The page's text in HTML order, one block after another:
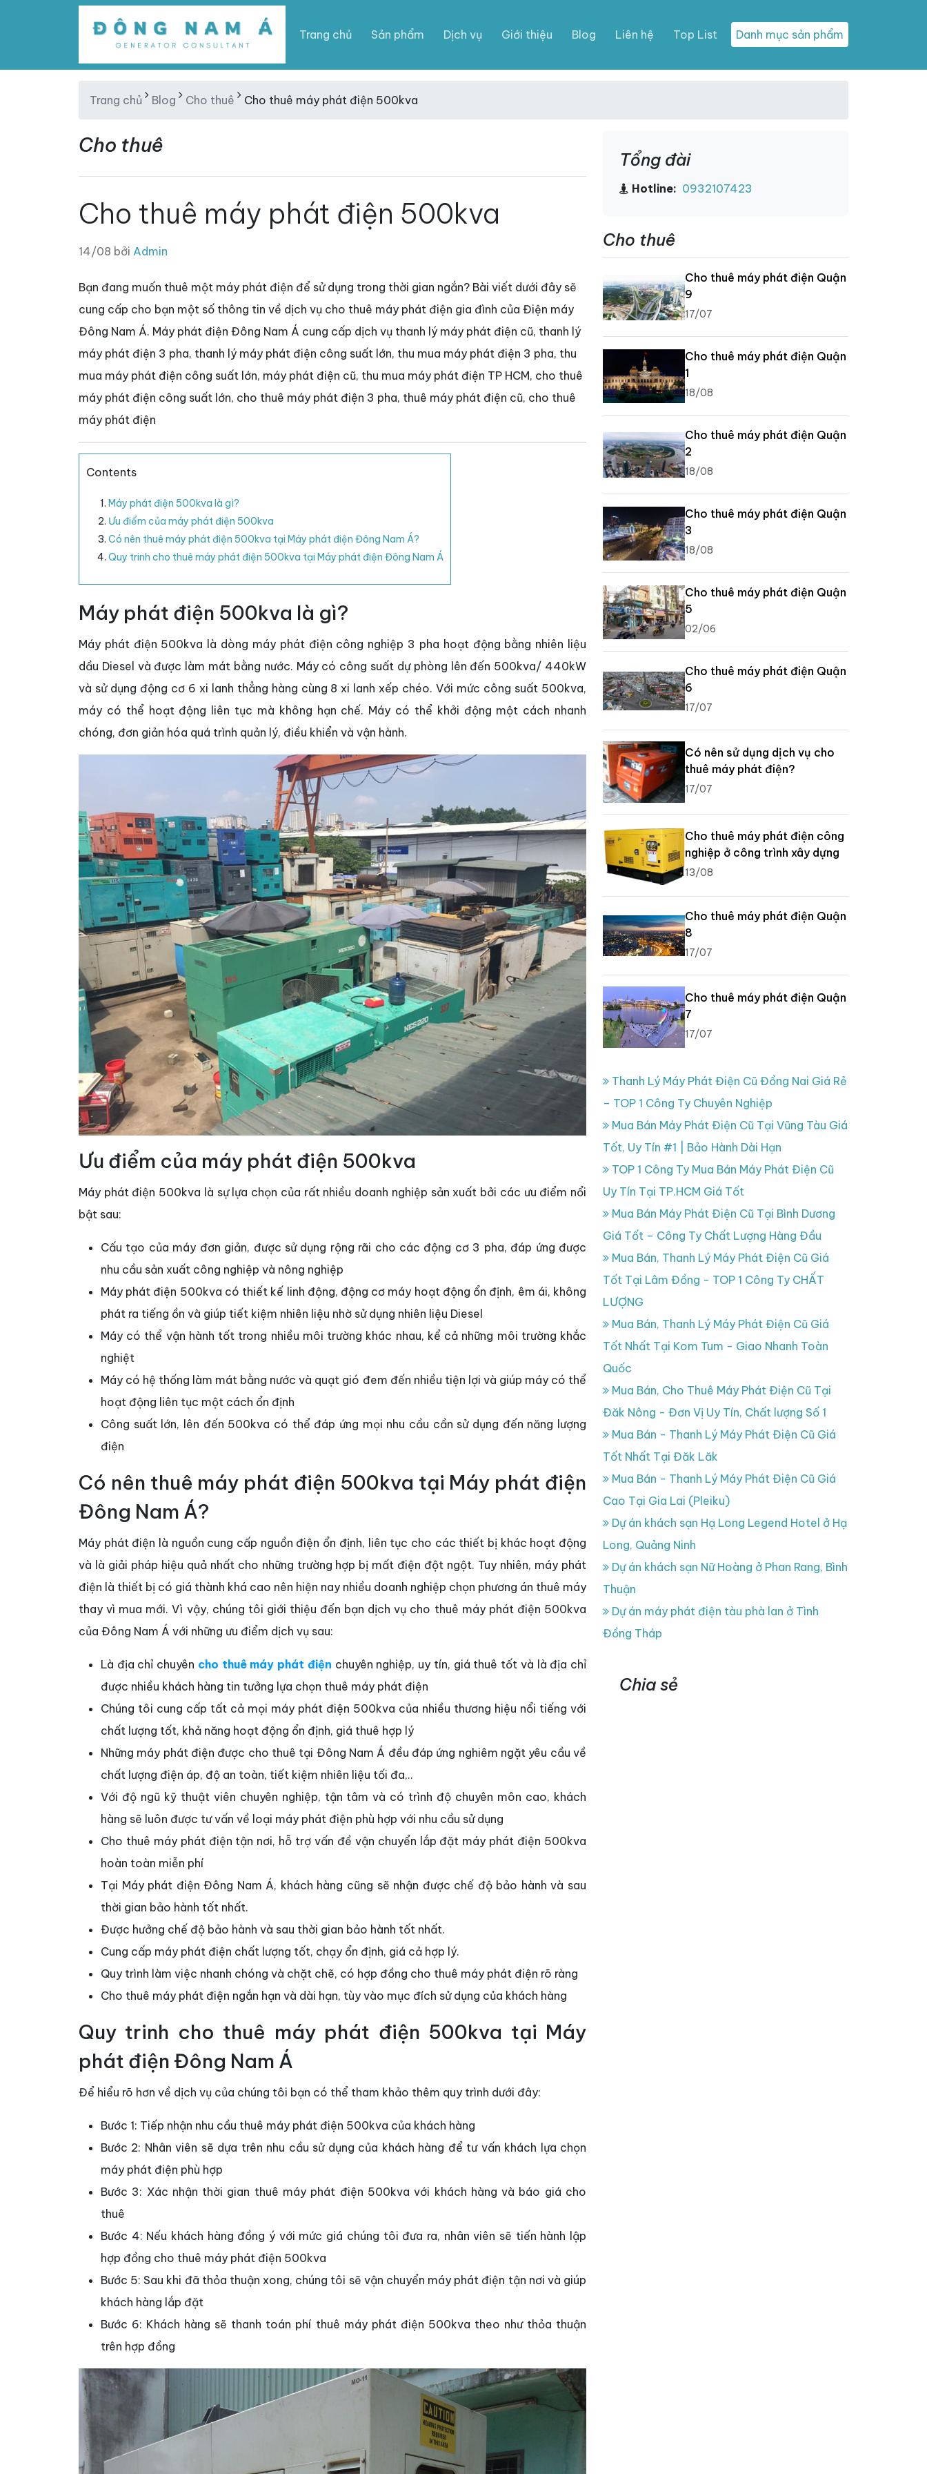
Trang chủ Sản phẩm Dịch vụ Giới thiệu Blog Liên hệ Top List Danh mục sản phẩm
Trang chủ Blog Cho thuê Cho thuê máy phát điện 500kva
Cho thuê
Cho thuê máy phát điện 500kva
14/08 bởi Admin
Bạn đang muốn thuê một máy phát điện để sử dụng trong thời gian ngắn? Bài viết dưới đây sẽ
cung cấp cho bạn một số thông tin về dịch vụ cho thuê máy phát điện gia đình của Điện máy
Đông Nam Á. Máy phát điện Đông Nam Á cung cấp dịch vụ thanh lý máy phát điện cũ, thanh lý
máy phát điện 3 pha, thanh lý máy phát điện công suất lớn, thu mua máy phát điện 3 pha, thu
mua máy phát điện công suất lớn, máy phát điện cũ, thu mua máy phát điện TP HCM, cho thuê
máy phát điện công suất lớn, cho thuê máy phát điện 3 pha, thuê máy phát điện cũ, cho thuê
máy phát điện
Contents
Máy phát điện 500kva là gì?
Ưu điểm của máy phát điện 500kva
Có nên thuê máy phát điện 500kva tại Máy phát điện Đông Nam Á?
Quy trinh cho thuê máy phát điện 500kva tại Máy phát điện Đông Nam Á
Máy phát điện 500kva là gì?
Máy phát điện 500kva là dòng máy phát điện công nghiệp 3 pha hoạt động bằng nhiên liệu
dầu Diesel và được làm mát bằng nước. Máy có công suất dự phòng lên đến 500kva/ 440kW
và sử dụng động cơ 6 xi lanh thẳng hàng cùng 8 xi lanh xếp chéo. Với mức công suất 500kva,
máy có thể hoạt động liên tục mà không hạn chế. Máy có thể khởi động một cách nhanh
chóng, đơn giản hóa quá trình quản lý, điều khiển và vận hành.
Ưu điểm của máy phát điện 500kva
Máy phát điện 500kva là sự lựa chọn của rất nhiều doanh nghiệp sản xuất bởi các ưu điểm nổi
bật sau:
Cấu tạo của máy đơn giản, được sử dụng rộng rãi cho các động cơ 3 pha, đáp ứng được
nhu cầu sản xuất công nghiệp và nông nghiệp
Máy phát điện 500kva có thiết kế linh động, động cơ máy hoạt động ổn định, êm ái, không
phát ra tiếng ồn và giúp tiết kiệm nhiên liệu nhờ sử dụng nhiên liệu Diesel
Máy có thể vận hành tốt trong nhiều môi trường khác nhau, kể cả những môi trường khắc
nghiệt
Máy có hệ thống làm mát bằng nước và quạt gió đem đến nhiều tiện lợi và giúp máy có thể
hoạt động liên tục một cách ổn định
Công suất lớn, lên đến 500kva có thể đáp ứng mọi nhu cầu cần sử dụng đến năng lượng
điện
Có nên thuê máy phát điện 500kva tại Máy phát điện
Đông Nam Á?
Máy phát điện là nguồn cung cấp nguồn điện ổn định, liên tục cho các thiết bị khác hoạt động
và là giải pháp hiệu quả nhất cho những trường hợp bị mất điện đột ngột. Tuy nhiên, máy phát
điện là thiết bị có giá thành khá cao nên hiện nay nhiều doanh nghiệp chọn phương án thuê máy
thay vì mua mới. Vì vậy, chúng tôi giới thiệu đến bạn dịch vụ cho thuê máy phát điện 500kva
của Đông Nam Á với những ưu điểm dịch vụ sau:
Là địa chỉ chuyên cho thuê máy phát điện chuyên nghiệp, uy tín, giá thuê tốt và là địa chỉ
được nhiều khách hàng tin tưởng lựa chọn thuê máy phát điện
Chúng tôi cung cấp tất cả mọi máy phát điện 500kva của nhiều thương hiệu nổi tiếng với
chất lượng tốt, khả năng hoạt động ổn định, giá thuê hợp lý
Những máy phát điện được cho thuê tại Đông Nam Á đều đáp ứng nghiêm ngặt yêu cầu về
chất lượng điện áp, độ an toàn, tiết kiệm nhiên liệu tối đa,..
Với độ ngũ kỹ thuật viên chuyên nghiệp, tận tâm và có trình độ chuyên môn cao, khách
hàng sẽ luôn được tư vấn về loại máy phát điện phù hợp với nhu cầu sử dụng
Cho thuê máy phát điện tận nơi, hỗ trợ vấn đề vận chuyển lắp đặt máy phát điện 500kva
hoàn toàn miễn phí
Tại Máy phát điện Đông Nam Á, khách hàng cũng sẽ nhận được chế độ bảo hành và sau
thời gian bảo hành tốt nhất.
Được hưởng chế độ bảo hành và sau thời gian bảo hành tốt nhất.
Cung cấp máy phát điện chất lượng tốt, chạy ổn định, giá cả hợp lý.
Quy trình làm việc nhanh chóng và chặt chẽ, có hợp đồng cho thuê máy phát điện rõ ràng
Cho thuê máy phát điện ngắn hạn và dài hạn, tùy vào mục đích sử dụng của khách hàng
Quy trinh cho thuê máy phát điện 500kva tại Máy
phát điện Đông Nam Á
Để hiểu rõ hơn về dịch vụ của chúng tôi bạn có thể tham khảo thêm quy trình dưới đây:
Bước 1: Tiếp nhận nhu cầu thuê máy phát điện 500kva của khách hàng
Bước 2: Nhân viên sẽ dựa trên nhu cầu sử dụng của khách hàng để tư vấn khách lựa chọn
máy phát điện phù hợp
Bước 3: Xác nhận thời gian thuê máy phát điện 500kva với khách hàng và báo giá cho
thuê
Bước 4: Nếu khách hàng đồng ý với mức giá chúng tôi đưa ra, nhân viên sẽ tiến hành lập
hợp đồng cho thuê máy phát điện 500kva
Bước 5: Sau khi đã thỏa thuận xong, chúng tôi sẽ vận chuyển máy phát điện tận nơi và giúp
khách hàng lắp đặt
Bước 6: Khách hàng sẽ thanh toán phí thuê máy phát điện 500kva theo như thỏa thuận
trên hợp đồng
Tổng đài
Hotline: 0932107423
Cho thuê
Cho thuê máy phát điện Quận
9
17/07
Cho thuê máy phát điện Quận
1
18/08
Cho thuê máy phát điện Quận
2
18/08
Cho thuê máy phát điện Quận
3
18/08
Cho thuê máy phát điện Quận
5
02/06
Cho thuê máy phát điện Quận
6
17/07
Có nên sử dụng dịch vụ cho
thuê máy phát điện?
17/07
Cho thuê máy phát điện công
nghiệp ở công trình xây dựng
13/08
Cho thuê máy phát điện Quận
8
17/07
Cho thuê máy phát điện Quận
7
17/07
Thanh Lý Máy Phát Điện Cũ Đồng Nai Giá Rẻ
– TOP 1 Công Ty Chuyên Nghiệp
Mua Bán Máy Phát Điện Cũ Tại Vũng Tàu Giá
Tốt, Uy Tín #1 | Bảo Hành Dài Hạn
TOP 1 Công Ty Mua Bán Máy Phát Điện Cũ
Uy Tín Tại TP.HCM Giá Tốt
Mua Bán Máy Phát Điện Cũ Tại Bình Dương
Giá Tốt – Công Ty Chất Lượng Hàng Đầu
Mua Bán, Thanh Lý Máy Phát Điện Cũ Giá
Tốt Tại Lâm Đồng - TOP 1 Công Ty CHẤT
LƯỢNG
Mua Bán, Thanh Lý Máy Phát Điện Cũ Giá
Tốt Nhất Tại Kom Tum - Giao Nhanh Toàn
Quốc
Mua Bán, Cho Thuê Máy Phát Điện Cũ Tại
Đăk Nông - Đơn Vị Uy Tín, Chất lượng Số 1
Mua Bán - Thanh Lý Máy Phát Điện Cũ Giá
Tốt Nhất Tại Đăk Lăk
Mua Bán - Thanh Lý Máy Phát Điện Cũ Giá
Cao Tại Gia Lai (Pleiku)
Dự án khách sạn Hạ Long Legend Hotel ở Hạ
Long, Quảng Ninh
Dự án khách sạn Nữ Hoàng ở Phan Rang, Bình
Thuận
Dự án máy phát điện tàu phà lan ở Tình
Đồng Tháp
Chia sẻ